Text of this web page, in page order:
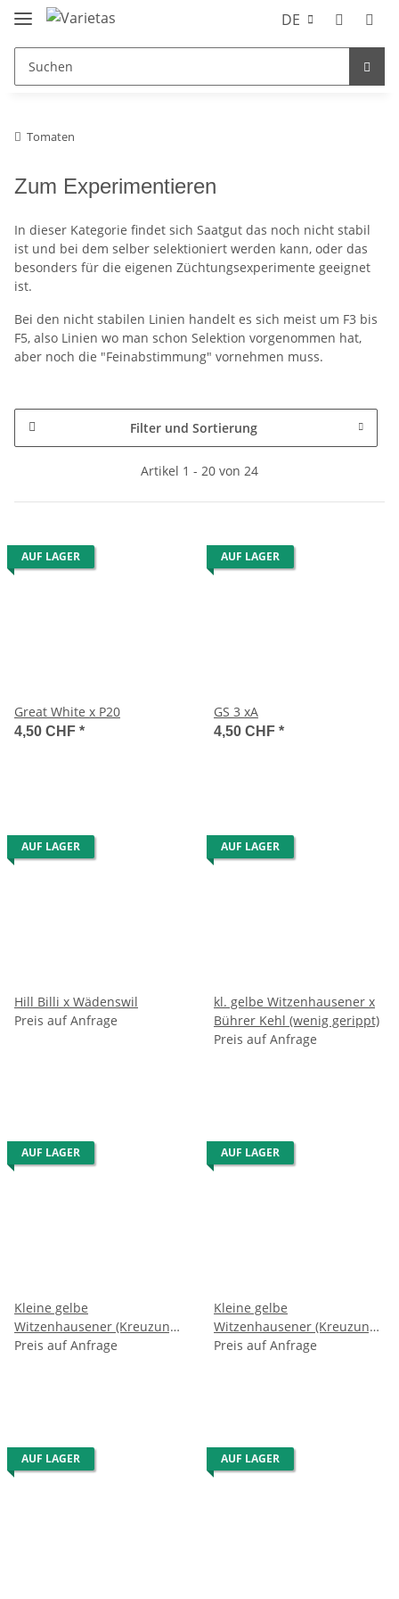
DE
Tomaten
Zum Experimentieren
In dieser Kategorie findet sich Saatgut das noch nicht stabil
ist und bei dem selber selektioniert werden kann, oder das
besonders für die eigenen Züchtungsexperimente geeignet
ist.
Bei den nicht stabilen Linien handelt es sich meist um F3 bis
F5, also Linien wo man schon Selektion vorgenommen hat,
aber noch die "Feinabstimmung" vornehmen muss.
Filter und Sortierung
Artikel 1 - 20 von 24
AUF LAGER
Great White x P20
4,50 CHF *
AUF LAGER
GS 3 xA
4,50 CHF *
AUF LAGER
Hill Billi x Wädenswil
Preis auf Anfrage
AUF LAGER
kl. gelbe Witzenhausener x
Bührer Kehl (wenig gerippt)
Preis auf Anfrage
AUF LAGER
Kleine gelbe
Witzenhausener (Kreuzung
gelb)
Preis auf Anfrage
AUF LAGER
Kleine gelbe
Witzenhausener (Kreuzung
rot)
Preis auf Anfrage
AUF LAGER AUF LAGER